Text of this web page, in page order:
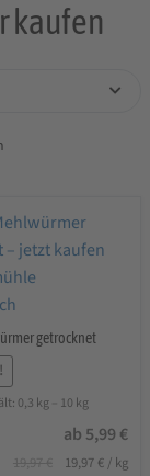
kaufen
getrocknet
0,3 kg– 10 kg
ab 5,99 €
Ursprünglicher
19,97 €/ kg